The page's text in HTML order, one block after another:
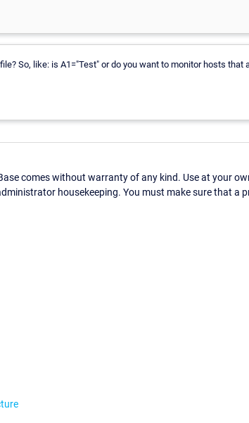
So, like: is A1="Test" or do you want to monitor hosts that
comes without warranty of any kind. Use at your
housekeeping. You must make sure that a